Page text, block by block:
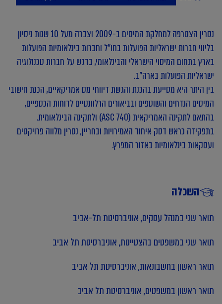
נסרין הצטרפה למחלקת המיסים ב-2009 וצברה מעל 10 שנות ניסיון
בליווי חברות ישראליות הפועלות בחו"ל וחברות בינלאומיות הפועלות
בארץ בתחום המיסוי הישראלי והבינלאומי, בדגש על חברות טכנולוגיה
ישראליות הפועלות בארה"ב.
בין היתר היא מסייעת בהכנת והגשת דיווחי מס אמריקאיים, הכנת חישובי
המיסים הנדחים והשוטפים ובביאורים הרלוונטיים לדוחות הכספיים,
בהתאם לתקינה האמריקאית (ASC 740) ולתקינה הבינלאומית.
בתפקידה כראש דסק איחוד האמירויות ובחריין, נסרין מלווה פרויקטים
ועסקאות בינלאומיות באזור המפרץ.
השכלה
תואר שני במנהל עסקים, אוניברסיטת תל-אביב
תואר שני במשפטים בהצטיינות, אוניברסיטת תל אביב
תואר ראשון בחשבונאות, אוניברסיטת תל אביב
תואר ראשון במשפטים, אוניברסיטת תל אביב